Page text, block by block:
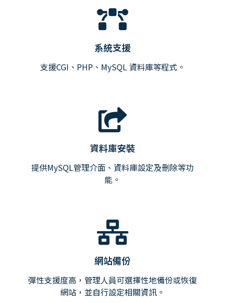
系統支援
支援CGI、PHP、MySQL 資料庫等程式。
資料庫安裝
提供MySQL管理介面、資料庫設定及刪除等功
能。
網站備份
彈性支援度高，管理人員可選擇性地備份或恢復
網站，並自行設定相關資訊。